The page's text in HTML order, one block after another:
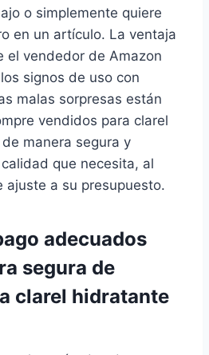
o simplemente quiere
en un artículo. La ventaja
el vendedor de Amazon
signos de uso con
malas sorpresas están
vendidos para clarel
manera segura y
que necesita, al
ajuste a su presupuesto.
adecuados
segura de
clarel hidratante